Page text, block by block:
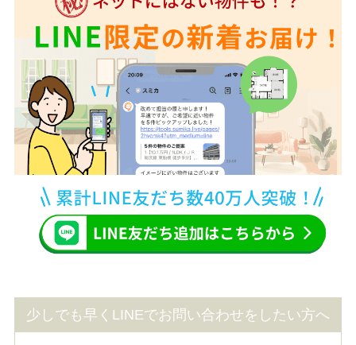
少しでも早くLINEでお問い合わせをしたい方へ